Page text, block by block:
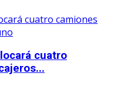
cuatro